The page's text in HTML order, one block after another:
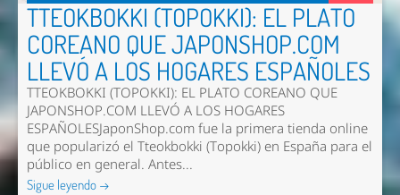
TTEOKBOKKI (TOPOKKI): EL PLATO
COREANO QUE JAPONSHOP.COM
LLEVÓ A LOS HOGARES ESPAÑOLES
TTEOKBOKKI (TOPOKKI): EL PLATO COREANO QUE
JAPONSHOP.COM LLEVÓ A LOS HOGARES
ESPAÑOLESJaponShop.com fue la primera tienda online
que popularizó el Tteokbokki (Topokki) en España para el
público en general. Antes...
Sigue leyendo →